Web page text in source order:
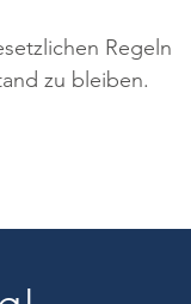
Regeln
zu bleiben.